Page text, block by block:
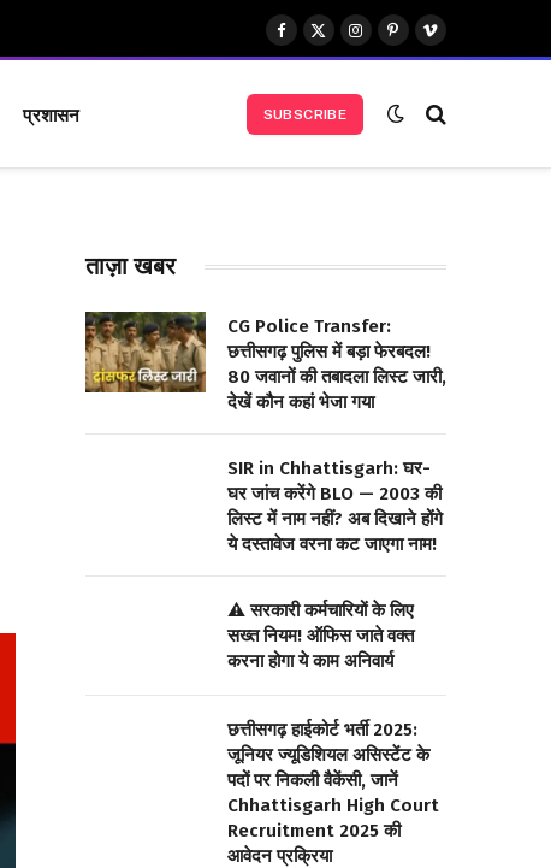
Facebook
X
(Twitter)
Instagram
Pinterest
Vimeo
प्रशासन SUBSCRIBE
ताज़ा खबर
CG Police Transfer:
छत्तीसगढ़ पुलिस में बड़ा फेरबदल!
80 जवानों की तबादला लिस्ट जारी,
देखें कौन कहां भेजा गया
SIR in Chhattisgarh: घर-
घर जांच करेंगे BLO — 2003 की
लिस्ट में नाम नहीं? अब दिखाने होंगे
ये दस्तावेज वरना कट जाएगा नाम!
⚠️ सरकारी कर्मचारियों के लिए
सख्त नियम! ऑफिस जाते वक्त
करना होगा ये काम अनिवार्य
छत्तीसगढ़ हाईकोर्ट भर्ती 2025:
जूनियर ज्यूडिशियल असिस्टेंट के
पदों पर निकली वैकेंसी, जानें
Chhattisgarh High Court
Recruitment 2025 की
आवेदन प्रक्रिया